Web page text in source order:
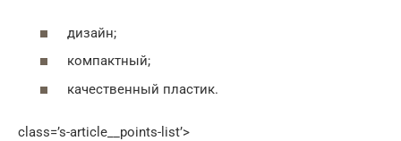
дизайн;
компактный;
качественный пластик.
class=’s-article__points-list’>